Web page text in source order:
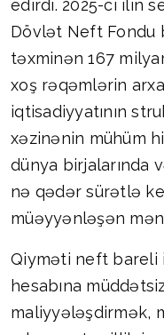
edirdi. 2025-ci ilin
Dövlət Neft Fondu
təxminən 167
xoş rəqəmlərin
iqtisadiyyatının
xəzinənin mühüm
dünya birjalarında
nə qədər sürətlə
müəyyənləşən
Qiyməti neft bareli
hesabına
maliyyələşdirmək,